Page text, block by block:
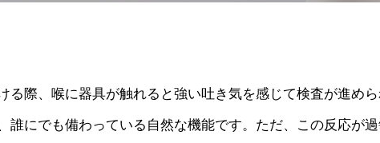
る際、喉に器具が触れると強い吐き気を感じて検査が進め
誰にでも備わっている自然な機能です。ただ、この反応が